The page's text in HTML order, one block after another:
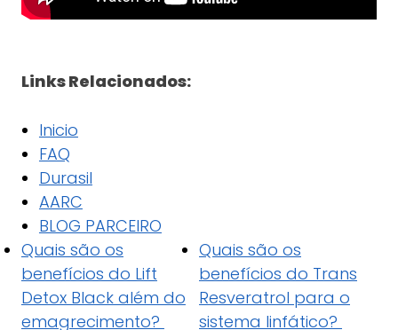
Links Relacionados:
Inicio
FAQ
Durasil
AARC
BLOG PARCEIRO
Quais são os
benefícios do Lift
Detox Black além do
emagrecimento?
Quais são os
benefícios do Trans
Resveratrol para o
sistema linfático?